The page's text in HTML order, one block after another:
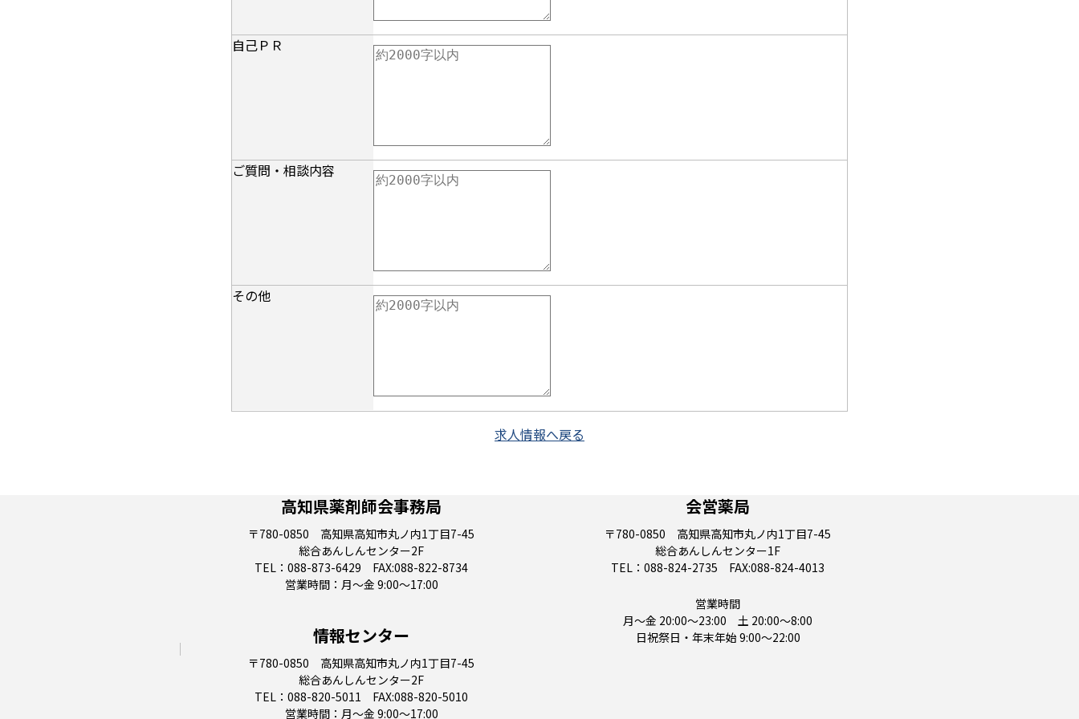
自己ＰＲ
ご質問・相談内容
その他
求人情報へ戻る
高知県薬剤師会事務局
〒780-0850 高知県高知市丸ノ内1丁目7-45
総合あんしんセンター2F
TEL：088-873-6429 FAX:088-822-8734
営業時間：月～金 9:00～17:00
情報センター
〒780-0850 高知県高知市丸ノ内1丁目7-45
総合あんしんセンター2F
TEL：088-820-5011 FAX:088-820-5010
営業時間：月～金 9:00～17:00
会営薬局
〒780-0850 高知県高知市丸ノ内1丁目7-45
総合あんしんセンター1F
TEL：088-824-2735 FAX:088-824-4013
営業時間
月～金 20:00～23:00 土 20:00～8:00
日祝祭日・年末年始 9:00～22:00